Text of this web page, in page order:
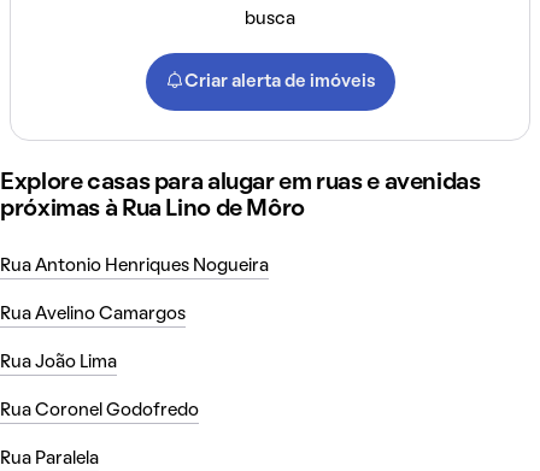
busca
Criar alerta de imóveis
Explore casas para alugar em ruas e avenidas
próximas à Rua Lino de Môro
Rua Antonio Henriques Nogueira
Rua Avelino Camargos
Rua João Lima
Rua Coronel Godofredo
Rua Paralela